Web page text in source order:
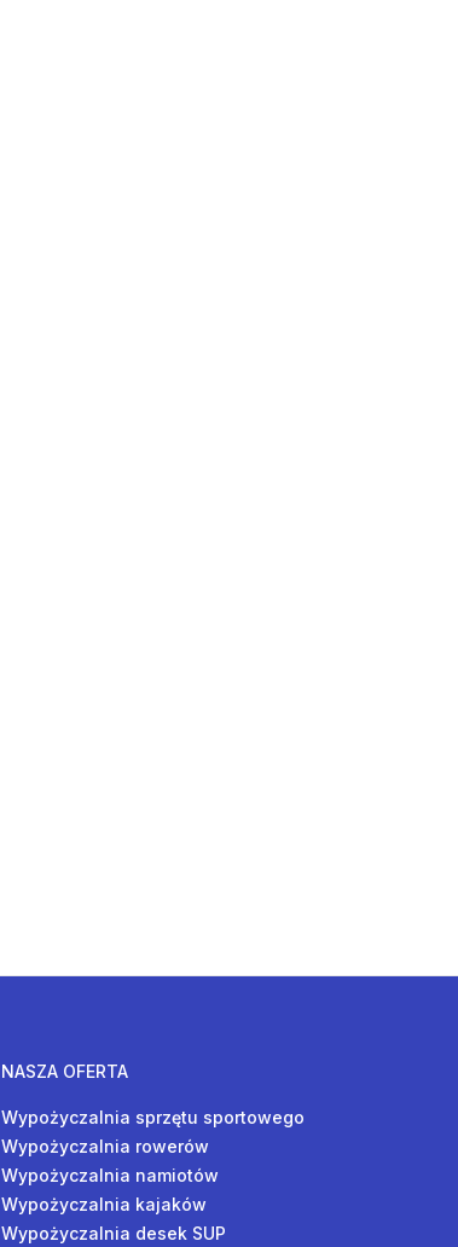
NASZA OFERTA
Wypożyczalnia sprzętu sportowego
Wypożyczalnia rowerów
Wypożyczalnia namiotów
Wypożyczalnia kajaków
Wypożyczalnia desek SUP